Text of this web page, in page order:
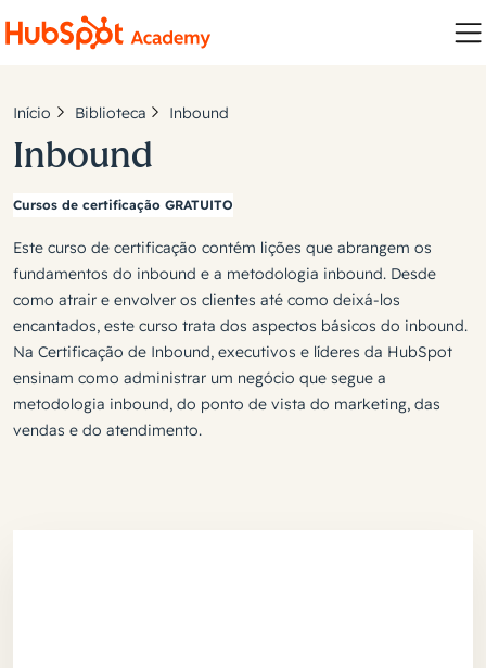
Início Biblioteca Inbound
Inbound
Cursos de certificação GRATUITO
Este curso de certificação contém lições que abrangem os
fundamentos do inbound e a metodologia inbound. Desde
como atrair e envolver os clientes até como deixá-los
encantados, este curso trata dos aspectos básicos do inbound.
Na Certificação de Inbound, executivos e líderes da HubSpot
ensinam como administrar um negócio que segue a
metodologia inbound, do ponto de vista do marketing, das
vendas e do atendimento.